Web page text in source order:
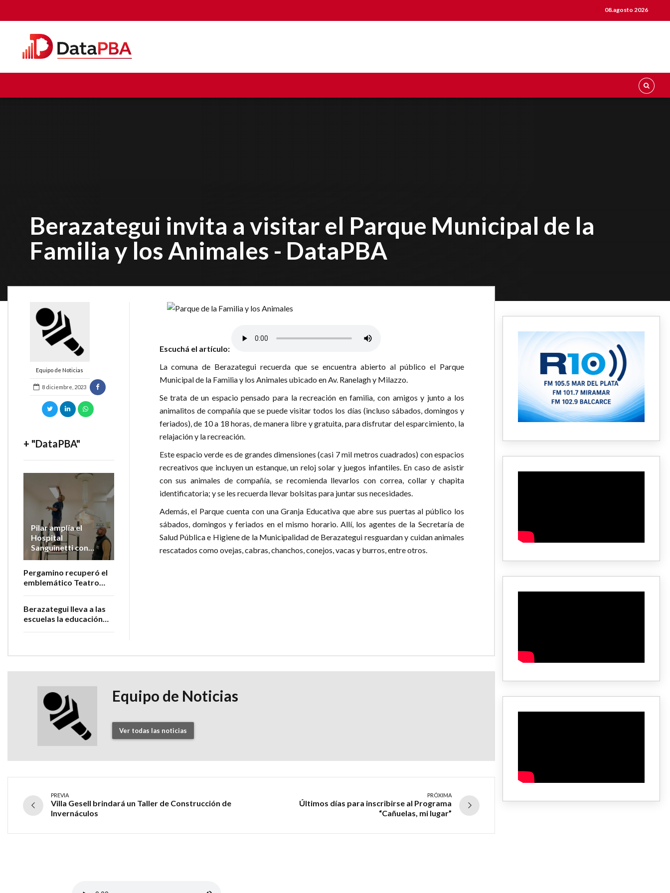
08.agosto 2026
Berazategui invita a visitar el Parque Municipal de la
Familia y los Animales - DataPBA
Equipo de Noticias
8 diciembre, 2023
+ "DataPBA"
Pilar amplía el
Hospital
Sanguinetti con
nuevos quirófanos
Pergamino recuperó el
emblemático Teatro
Berazategui lleva a las
escuelas la educación
Escuchá el artículo:
La comuna de Berazategui recuerda que se encuentra abierto al público el Parque
Municipal de la Familia y los Animales ubicado en Av. Ranelagh y Milazzo.
Se trata de un espacio pensado para la recreación en familia, con amigos y junto a los
animalitos de compañía que se puede visitar todos los días (incluso sábados, domingos y
feriados), de 10 a 18 horas, de manera libre y gratuita, para disfrutar del esparcimiento, la
relajación y la recreación.
Este espacio verde es de grandes dimensiones (casi 7 mil metros cuadrados) con espacios
recreativos que incluyen un estanque, un reloj solar y juegos infantiles. En caso de asistir
con sus animales de compañía, se recomienda llevarlos con correa, collar y chapita
identificatoria; y se les recuerda llevar bolsitas para juntar sus necesidades.
Además, el Parque cuenta con una Granja Educativa que abre sus puertas al público los
sábados, domingos y feriados en el mismo horario. Allí, los agentes de la Secretaría de
Salud Pública e Higiene de la Municipalidad de Berazategui resguardan y cuidan animales
rescatados como ovejas, cabras, chanchos, conejos, vacas y burros, entre otros.
Equipo de Noticias
Ver todas las noticias
PREVIA
Villa Gesell brindará un Taller de Construcción de
Invernáculos
PRÓXIMA
Últimos días para inscribirse al Programa
“Cañuelas, mi lugar”